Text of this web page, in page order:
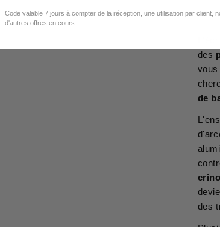
des
de
des
Code valable 7 jours à compter de la réception, une utilisation par client,
d'autres offres en cours.